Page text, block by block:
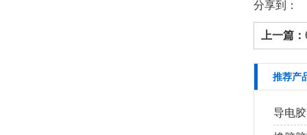
分享到：
上一篇：
推荐产
导电